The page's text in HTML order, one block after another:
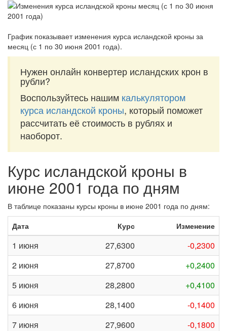
График показывает изменения курса исландской кроны за
месяц (с 1 по 30 июня 2001 года).
Нужен онлайн конвертер исландских крон в
рубли?
Воспользуйтесь нашим калькулятором
курса исландской кроны, который поможет
рассчитать её стоимость в рублях и
наоборот.
Курс исландской кроны в
июне 2001 года по дням
В таблице показаны курсы кроны в июне 2001 года по дням:
Дата
Курс Изменение
1 июня 27,6300
-0,2300
2 июня
27,8700
+0,2400
5 июня
28,2800
+0,4100
6 июня
28,1400
-0,1400
7 июня
27,9600
-0,1800